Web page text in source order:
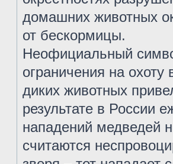
домашних животных
от бескормицы.
Неофициальный
ограничения на
диких животных
результате в России
нападений медведей
считаются